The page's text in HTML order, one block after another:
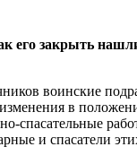
закрыть
в
спасательные
и спасатели